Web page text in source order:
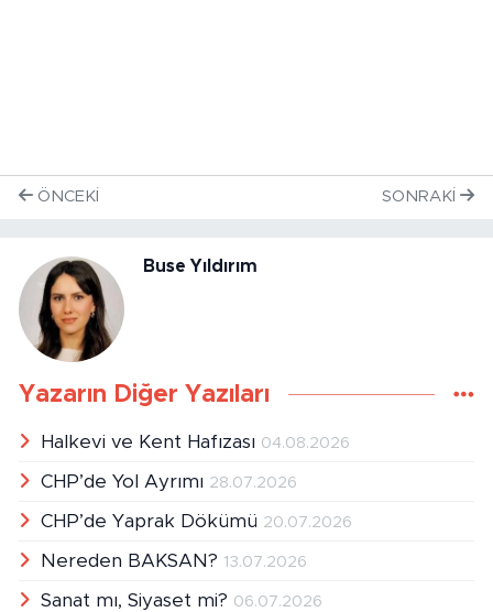
ÖNCEKI SONRAKI
Buse Yıldırım
Yazarın Diğer Yazıları
Halkevi ve Kent Hafızası 04.08.2026
CHP’de Yol Ayrımı 28.07.2026
CHP’de Yaprak Dökümü 20.07.2026
Nereden BAKSAN? 13.07.2026
Sanat mı, Siyaset mi? 06.07.2026